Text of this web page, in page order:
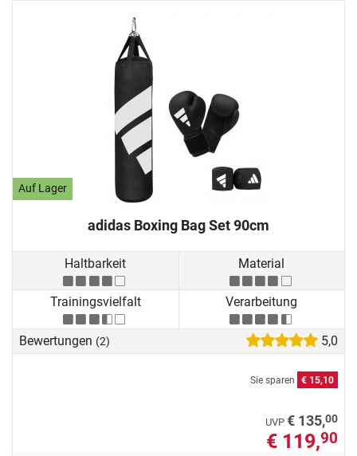
Auf Lager
adidas Boxing Bag Set 90cm
Haltbarkeit Material
Trainingsvielfalt Verarbeitung
Bewertungen (2) 5,0
Sie sparen € 15,10
UVP € 135,00
€ 119,90